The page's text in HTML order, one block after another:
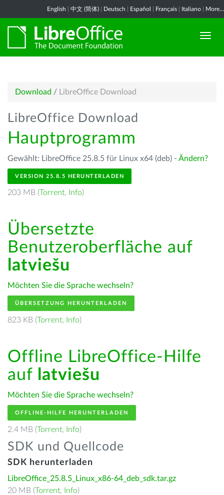
English 中文 (简体) Deutsch Español Français Italiano More...
Download / LibreOffice Download
LibreOffice Download
Hauptprogramm
Gewählt: LibreOffice 25.8.5 für Linux x64 (deb) - Ändern?
VERSION 25.8.5 HERUNTERLADEN
203 MB (Torrent, Info)
Übersetzte
Benutzeroberfläche auf
latviešu
Möchten Sie die Sprache wechseln?
ÜBERSETZUNG HERUNTERLADEN
823 KB (Torrent, Info)
Offline LibreOffice-Hilfe
auf latviešu
Möchten Sie die Sprache wechseln?
OFFLINE-HILFE HERUNTERLADEN
2.4 MB (Torrent, Info)
SDK und Quellcode
SDK herunterladen
LibreOffice_25.8.5_Linux_x86-64_deb_sdk.tar.gz
20 MB (Torrent, Info)